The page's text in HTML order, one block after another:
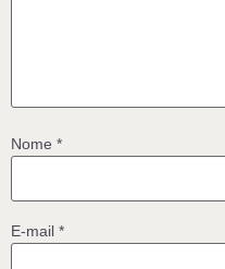
Nome *
E-mail *